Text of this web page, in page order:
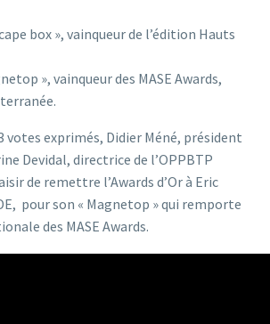
box », vainqueur de l’édition Hauts
», vainqueur des MASE Awards,
votes exprimés, Didier Méné, président
Devidal, directrice de l’OPPBTP
de remettre l’Awards d’Or à Eric
pour son « Magnetop » qui remporte
des MASE Awards.